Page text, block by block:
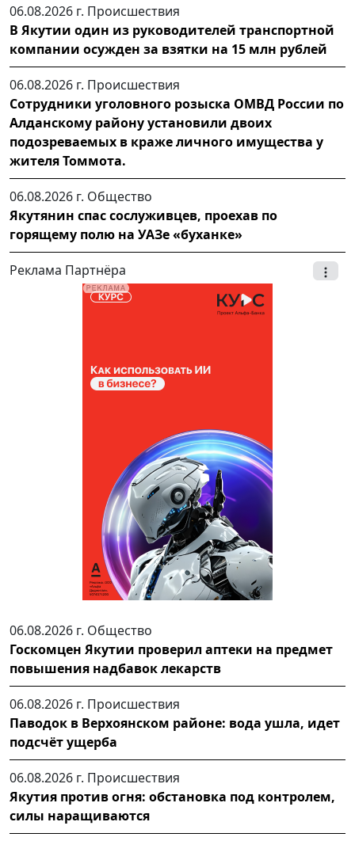
06.08.2026 г. Происшествия
В Якутии один из руководителей транспортной
компании осужден за взятки на 15 млн рублей
06.08.2026 г. Происшествия
Сотрудники уголовного розыска ОМВД России по
Алданскому району установили двоих
подозреваемых в краже личного имущества у
жителя Томмота.
06.08.2026 г. Общество
Якутянин спас сослуживцев, проехав по
горящему полю на УАЗе «буханке»
Реклама Партнёра
06.08.2026 г. Общество
Госкомцен Якутии проверил аптеки на предмет
повышения надбавок лекарств
06.08.2026 г. Происшествия
Паводок в Верхоянском районе: вода ушла, идет
подсчёт ущерба
06.08.2026 г. Происшествия
Якутия против огня: обстановка под контролем,
силы наращиваются